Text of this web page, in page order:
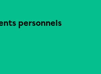
personnels